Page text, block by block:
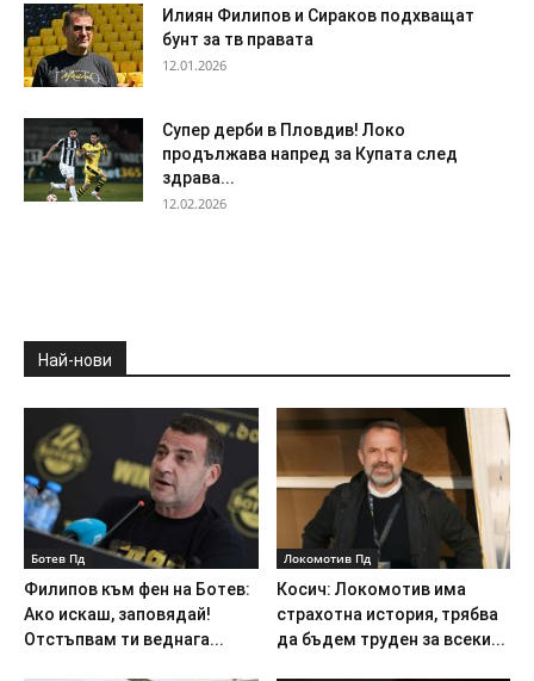
Илиян Филипов и Сираков подхващат
бунт за тв правата
12.01.2026
Супер дерби в Пловдив! Локо
продължава напред за Купата след
здрава...
12.02.2026
Най-нови
Ботев Пд
Филипов към фен на Ботев:
Ако искаш, заповядай!
Отстъпвам ти веднага...
Локомотив Пд
Косич: Локомотив има
страхотна история, трябва
да бъдем труден за всеки...